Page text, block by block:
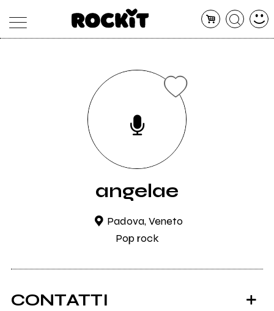
MAGAZINE
ARTICOLI
DATABASE
ARTISTI
CONCERTI
angelae
Padova, Veneto
Pop rock
CONTATTI